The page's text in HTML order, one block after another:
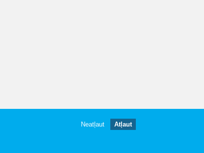
Neatļaut Atļaut